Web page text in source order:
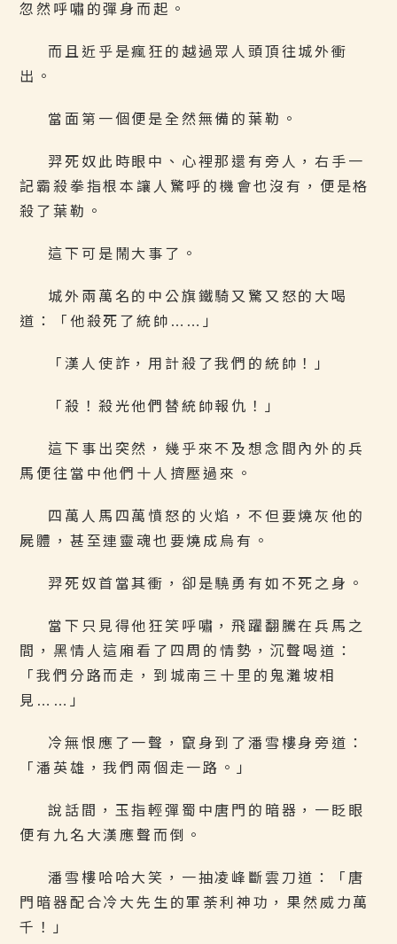
忽然呼嘯的彈身而起。
而且近乎是瘋狂的越過眾人頭頂往城外衝
出。
當面第一個便是全然無備的葉勒。
羿死奴此時眼中、心裡那還有旁人，右手一
記霸殺拳指根本讓人驚呼的機會也沒有，便是格
殺了葉勒。
這下可是鬧大事了。
城外兩萬名的中公旗鐵騎又驚又怒的大喝
道：「他殺死了統帥……」
「漢人使詐，用計殺了我們的統帥！」
「殺！殺光他們替統帥報仇！」
這下事出突然，幾乎來不及想念間內外的兵
馬便往當中他們十人擠壓過來。
四萬人馬四萬憤怒的火焰，不但要燒灰他的
屍體，甚至連靈魂也要燒成烏有。
羿死奴首當其衝，卻是驍勇有如不死之身。
當下只見得他狂笑呼嘯，飛躍翻騰在兵馬之
間，黑情人這廂看了四周的情勢，沉聲喝道：
「我們分路而走，到城南三十里的鬼灘坡相
見……」
冷無恨應了一聲，竄身到了潘雪樓身旁道：
「潘英雄，我們兩個走一路。」
說話間，玉指輕彈蜀中唐門的暗器，一眨眼
便有九名大漢應聲而倒。
潘雪樓哈哈大笑，一抽凌峰斷雲刀道：「唐
門暗器配合冷大先生的軍荼利神功，果然威力萬
千！」